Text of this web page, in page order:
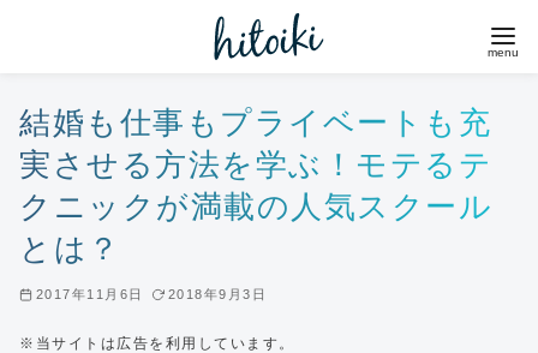
結婚も仕事もプライベートも充
実させる方法を学ぶ！モテるテ
クニックが満載の人気スクール
とは？
2017年11月6日 2018年9月3日
※当サイトは広告を利用しています。